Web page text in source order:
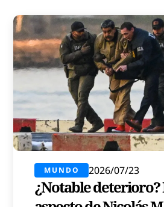
MUNDO 2026/07/23
¿Notable deterioro?